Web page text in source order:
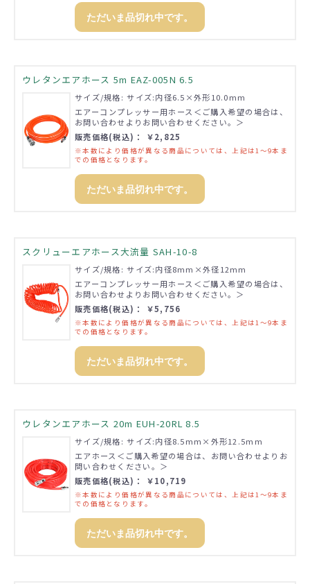
ただいま品切れ中です。
ウレタンエアホース 5m EAZ-005N 6.5
サイズ/規格: サイズ:内径6.5×外形10.0mm
エアーコンプレッサー用ホース＜ご購入希望の場合は、
お問い合わせよりお問い合わせください。＞
販売価格(税込)： ￥2,825
※本数により価格が異なる商品については、上記は1～9本ま
での価格となります。
ただいま品切れ中です。
スクリューエアホース大流量 SAH-10-8
サイズ/規格: サイズ:内径8mm×外径12mm
エアーコンプレッサー用ホース＜ご購入希望の場合は、
お問い合わせよりお問い合わせください。＞
販売価格(税込)： ￥5,756
※本数により価格が異なる商品については、上記は1～9本ま
での価格となります。
ただいま品切れ中です。
ウレタンエアホース 20m EUH-20RL 8.5
サイズ/規格: サイズ:内径8.5mm×外形12.5mm
エアホース＜ご購入希望の場合は、お問い合わせよりお
問い合わせください。＞
販売価格(税込)： ￥10,719
※本数により価格が異なる商品については、上記は1～9本ま
での価格となります。
ただいま品切れ中です。